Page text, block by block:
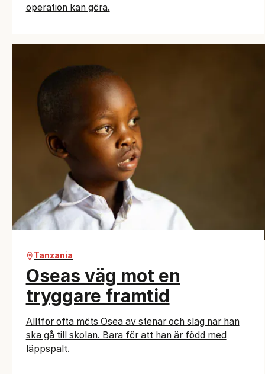
operation kan göra.
Tanzania
Oseas väg mot en
tryggare framtid
Alltför ofta möts Osea av stenar och slag när han
ska gå till skolan. Bara för att han är född med
läppspalt.